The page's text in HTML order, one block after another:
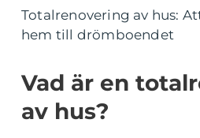
Totalrenovering av hus:
hem till drömboendet
Vad är en
av hus?